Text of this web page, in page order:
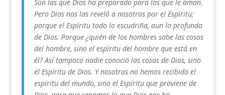
Son las que Dios ha preparado para los que le aman.
Pero Dios nos las reveló a nosotros por el Espíritu;
porque el Espíritu todo lo escudriña, aun lo profundo
de Dios. Porque ¿quién de los hombres sabe las cosas
del hombre, sino el espíritu del hombre que está en
él? Así tampoco nadie conoció las cosas de Dios, sino
el Espíritu de Dios. Y nosotros no hemos recibido el
espíritu del mundo, sino el Espíritu que proviene de